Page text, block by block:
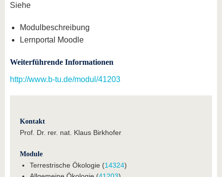
Siehe
Modulbeschreibung
Lernportal Moodle
Weiterführende Informationen
http://www.b-tu.de/modul/41203
Kontakt
Prof. Dr. rer. nat. Klaus Birkhofer
Module
Terrestrische Ökologie (14324)